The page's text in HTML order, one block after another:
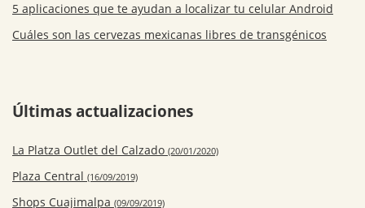
5 aplicaciones que te ayudan a localizar tu celular Android
Cuáles son las cervezas mexicanas libres de transgénicos
Últimas actualizaciones
La Platza Outlet del Calzado (20/01/2020)
Plaza Central (16/09/2019)
Shops Cuajimalpa (09/09/2019)